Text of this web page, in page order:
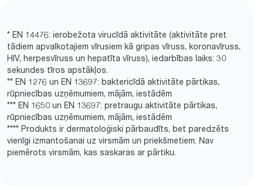
* EN 14476: ierobežota virucīdā aktivitāte (aktivitāte pret
tādiem apvalkotajiem vīrusiem kā gripas vīruss, koronavīruss,
HIV, herpesvīruss un hepatīta vīruss), iedarbības laiks: 30
sekundes tīros apstākļos.
** EN 1276 un EN 13697: baktericīdā aktivitāte pārtikas,
rūpniecības uzņēmumiem, mājām, iestādēm
*** EN 1650 un EN 13697: pretraugu aktivitāte pārtikas,
rūpniecības uzņēmumiem, mājām, iestādēm
**** Produkts ir dermatoloģiski pārbaudīts, bet paredzēts
vienīgi izmantošanai uz virsmām un priekšmetiem. Nav
piemērots virsmām, kas saskaras ar pārtiku.